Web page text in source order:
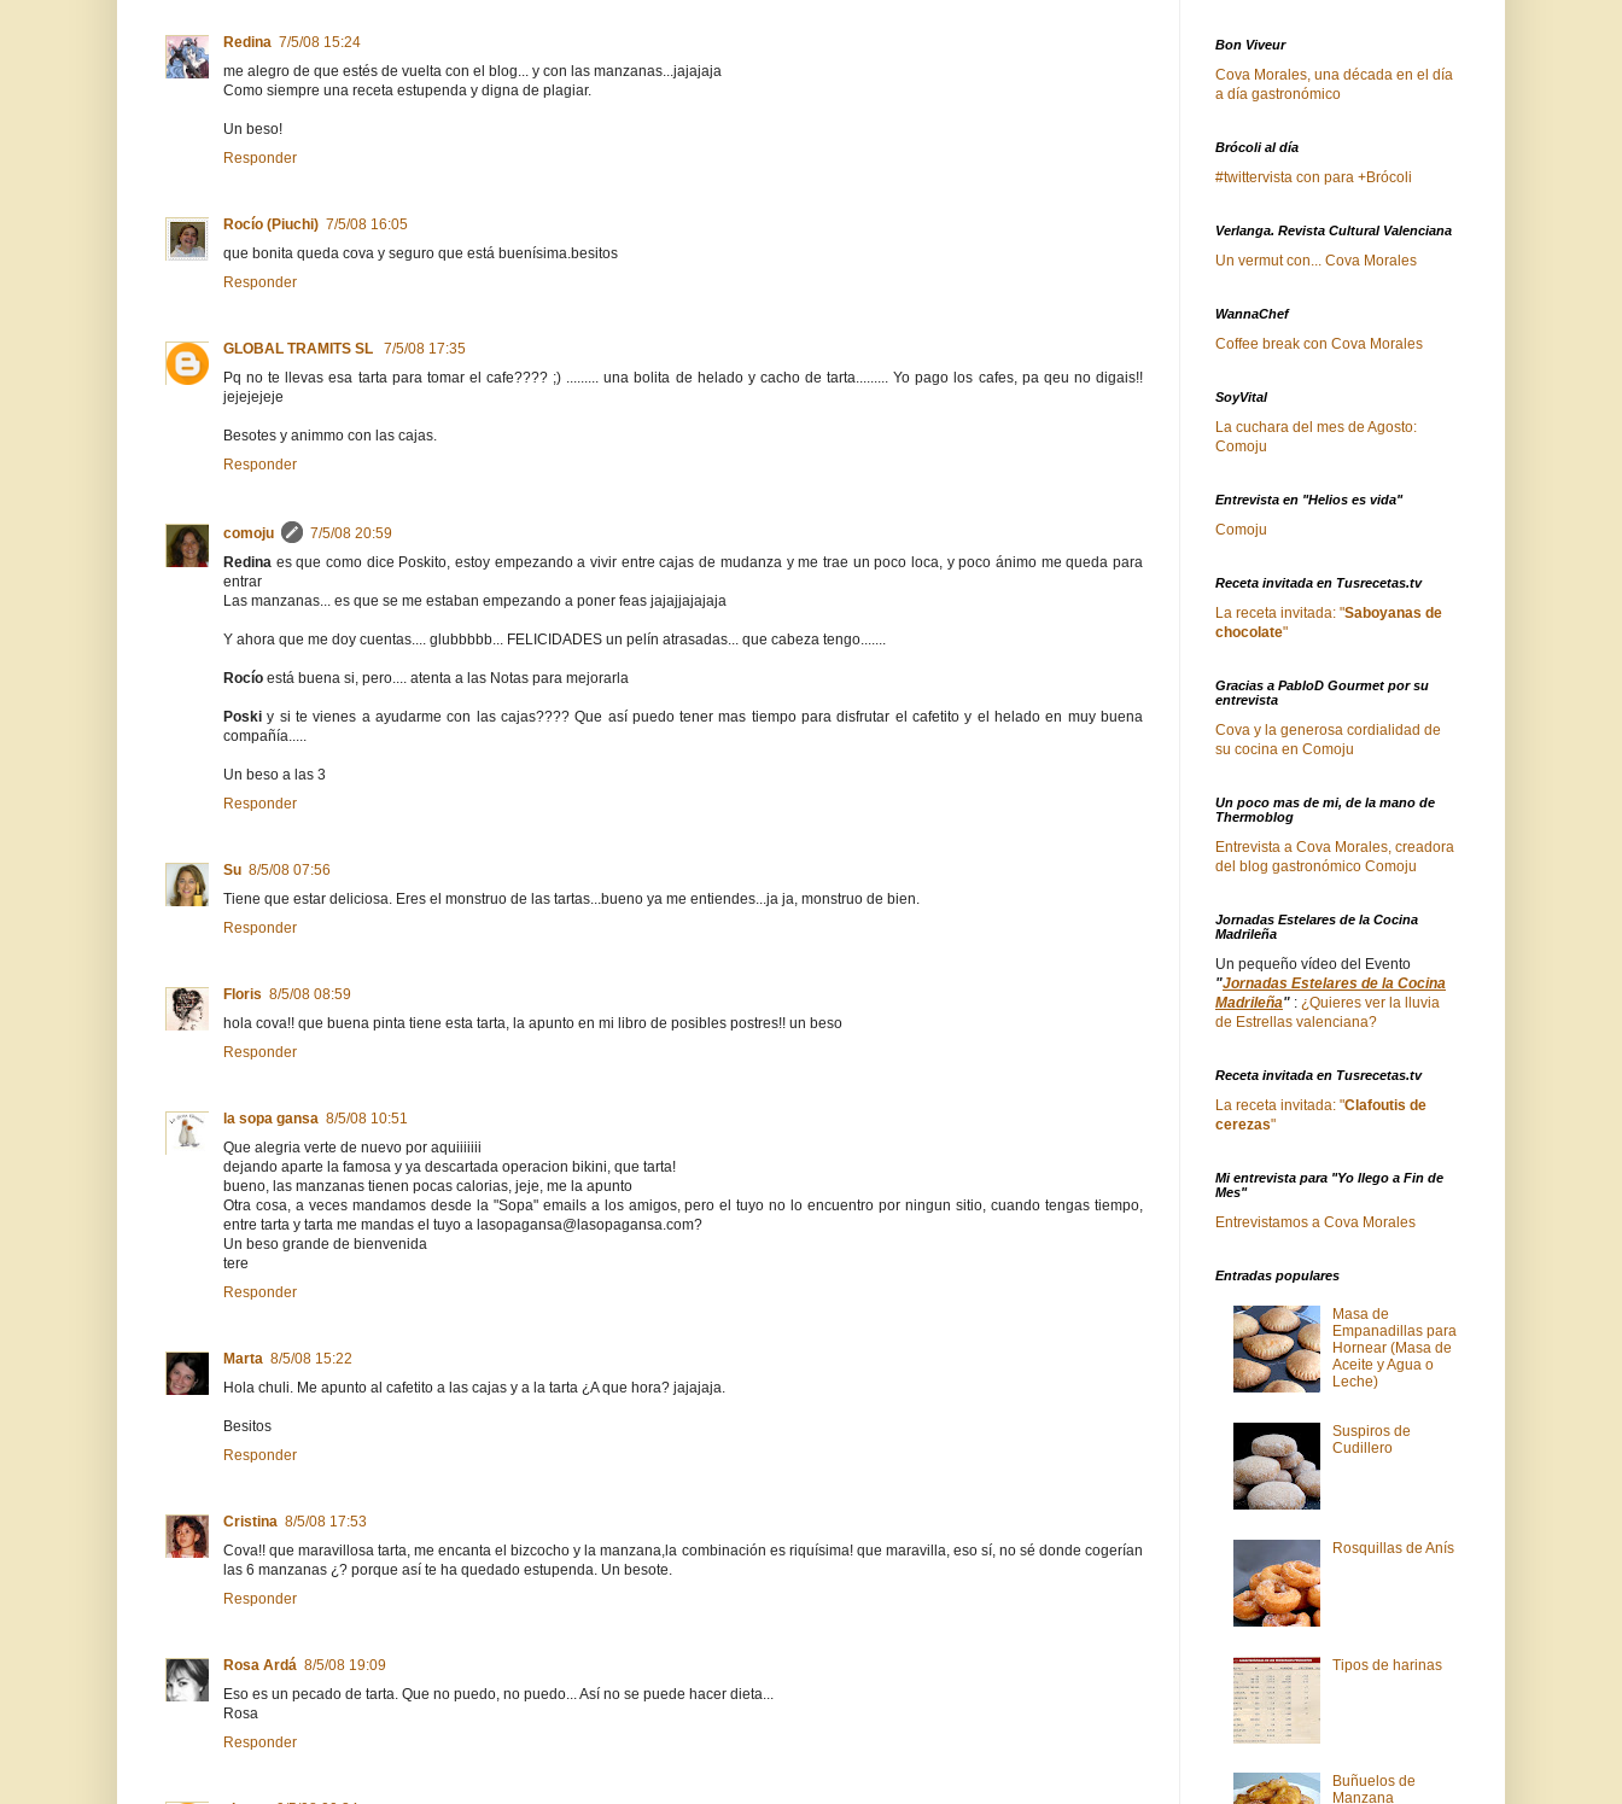
Redina 7/5/08 15:24
me alegro de que estés de vuelta con el blog... y con las manzanas...jajajaja
Como siempre una receta estupenda y digna de plagiar.
Un beso!
Responder
Rocío (Piuchi) 7/5/08 16:05
que bonita queda cova y seguro que está buenísima.besitos
Responder
GLOBAL TRAMITS SL
7/5/08 17:35
Pq no te llevas esa tarta para tomar el cafe???? ;) ......... una bolita de helado y cacho de tarta......... Yo pago los cafes, pa qeu no digais!!
jejejejeje
Besotes y animmo con las cajas.
Responder
comoju
7/5/08 20:59
Redina es que como dice Poskito, estoy empezando a vivir entre cajas de mudanza y me trae un poco loca, y poco ánimo me queda para
entrar
Las manzanas... es que se me estaban empezando a poner feas jajajjajajaja
Y ahora que me doy cuentas.... glubbbbb... FELICIDADES un pelín atrasadas... que cabeza tengo.......
Rocío está buena si, pero.... atenta a las Notas para mejorarla
Poski y si te vienes a ayudarme con las cajas???? Que así puedo tener mas tiempo para disfrutar el cafetito y el helado en muy buena
compañía.....
Un beso a las 3
Responder
Su 8/5/08 07:56
Tiene que estar deliciosa. Eres el monstruo de las tartas...bueno ya me entiendes...ja ja, monstruo de bien.
Responder
Floris 8/5/08 08:59
hola cova!! que buena pinta tiene esta tarta, la apunto en mi libro de posibles postres!! un beso
Responder
la sopa gansa 8/5/08 10:51
Que alegria verte de nuevo por aquiiiiiii
dejando aparte la famosa y ya descartada operacion bikini, que tarta!
bueno, las manzanas tienen pocas calorias, jeje, me la apunto
Otra cosa, a veces mandamos desde la "Sopa" emails a los amigos, pero el tuyo no lo encuentro por ningun sitio, cuando tengas tiempo,
entre tarta y tarta me mandas el tuyo a lasopagansa@lasopagansa.com?
Un beso grande de bienvenida
tere
Responder
Marta 8/5/08 15:22
Hola chuli. Me apunto al cafetito a las cajas y a la tarta ¿A que hora? jajajaja.
Besitos
Responder
Cristina 8/5/08 17:53
Cova!! que maravillosa tarta, me encanta el bizcocho y la manzana,la combinación es riquísima! que maravilla, eso sí, no sé donde cogerían
las 6 manzanas ¿? porque así te ha quedado estupenda. Un besote.
Responder
Rosa Ardá 8/5/08 19:09
Eso es un pecado de tarta. Que no puedo, no puedo... Así no se puede hacer dieta...
Rosa
Responder
Bon Viveur
Cova Morales, una década en el día
a día gastronómico
Brócoli al día
#twittervista con para +Brócoli
Verlanga. Revista Cultural Valenciana
Un vermut con... Cova Morales
WannaChef
Coffee break con Cova Morales
SoyVital
La cuchara del mes de Agosto:
Comoju
Entrevista en "Helios es vida"
Comoju
Receta invitada en Tusrecetas.tv
La receta invitada: "Saboyanas de
chocolate"
Gracias a PabloD Gourmet por su
entrevista
Cova y la generosa cordialidad de
su cocina en Comoju
Un poco mas de mi, de la mano de
Thermoblog
Entrevista a Cova Morales, creadora
del blog gastronómico Comoju
Jornadas Estelares de la Cocina
Madrileña
Un pequeño vídeo del Evento
"Jornadas Estelares de la Cocina
Madrileña" : ¿Quieres ver la lluvia
de Estrellas valenciana?
Receta invitada en Tusrecetas.tv
La receta invitada: "Clafoutis de
cerezas"
Mi entrevista para "Yo llego a Fin de
Mes"
Entrevistamos a Cova Morales
Entradas populares
Masa de
Empanadillas para
Hornear (Masa de
Aceite y Agua o
Leche)
Suspiros de
Cudillero
Rosquillas de Anís
Tipos de harinas
Buñuelos de
Manzana